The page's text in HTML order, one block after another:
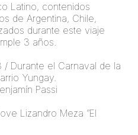
Latino, contenidos
de Argentina, Chile,
durante este viaje
3 años.
/ Durante el Carnaval de la
Yungay.
Passi
Lizandro Meza “El